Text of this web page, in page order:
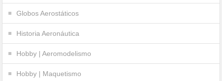
Globos Aerostáticos
Historia Aeronáutica
Hobby | Aeromodelismo
Hobby | Maquetismo